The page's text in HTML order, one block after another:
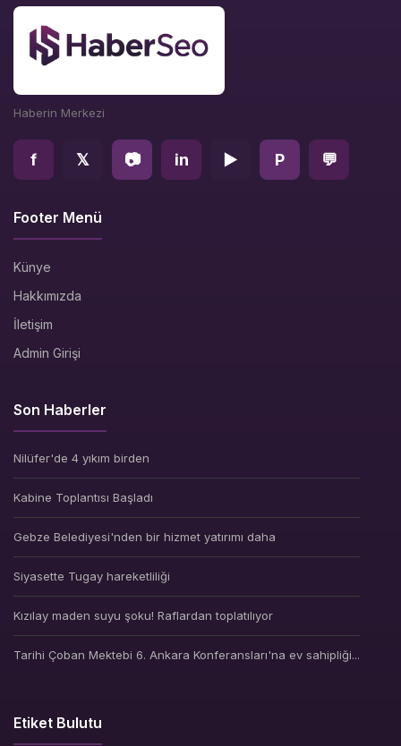
Haberin Merkezi
f 𝕏 📷 in ▶ P 💬
Footer Menü
Künye
Hakkımızda
İletişim
Admin Girişi
Son Haberler
Nilüfer'de 4 yıkım birden
Kabine Toplantısı Başladı
Gebze Belediyesi'nden bir hizmet yatırımı daha
Siyasette Tugay hareketliliği
Kızılay maden suyu şoku! Raflardan toplatılıyor
Tarihi Çoban Mektebi 6. Ankara Konferansları'na ev sahipliği...
Etiket Bulutu